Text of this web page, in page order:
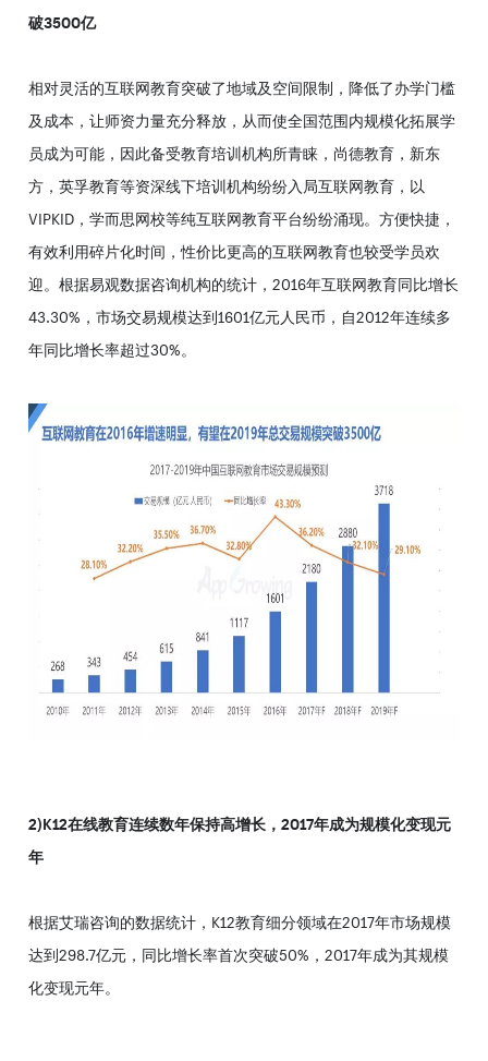
破3500亿
相对灵活的互联网教育突破了地域及空间限制，降低了办学门槛
及成本，让师资力量充分释放，从而使全国范围内规模化拓展学
员成为可能，因此备受教育培训机构所青睐，尚德教育，新东
方，英孚教育等资深线下培训机构纷纷入局互联网教育，以
VIPKID，学而思网校等纯互联网教育平台纷纷涌现。方便快捷，
有效利用碎片化时间，性价比更高的互联网教育也较受学员欢
迎。根据易观数据咨询机构的统计，2016年互联网教育同比增长
43.30%，市场交易规模达到1601亿元人民币，自2012年连续多
年同比增长率超过30%。
2)K12在线教育连续数年保持高增长，2017年成为规模化变现元
年
根据艾瑞咨询的数据统计，K12教育细分领域在2017年市场规模
达到298.7亿元，同比增长率首次突破50%，2017年成为其规模
化变现元年。